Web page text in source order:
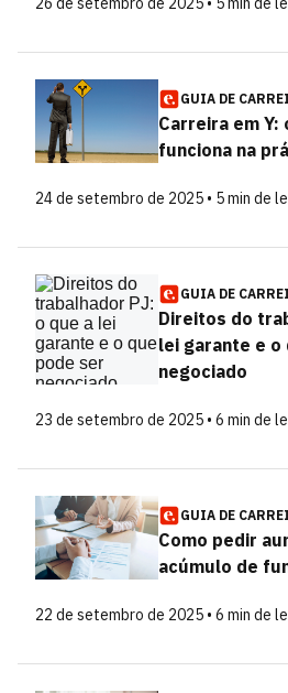
GUIA DE
Carreira em Y:
funciona na
24 de setembro de 2025 • 5 min de
GUIA DE
Direitos do
lei garante e o
negociado
23 de setembro de 2025 • 6 min de
GUIA DE
Como pedir
acúmulo de
22 de setembro de 2025 • 6 min de